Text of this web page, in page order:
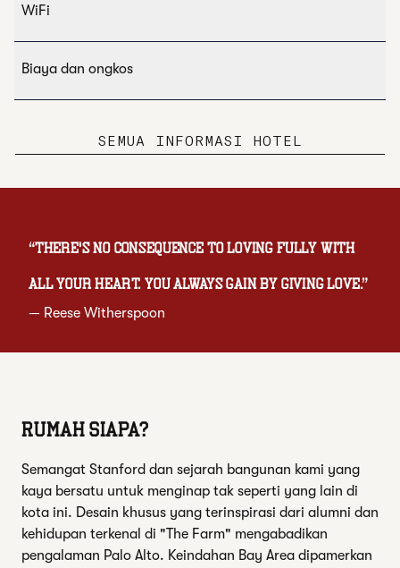
WiFi
Biaya dan ongkos
SEMUA INFORMASI HOTEL
“There's no consequence to loving fully with
all your heart. You always gain by giving love.”
— Reese Witherspoon
RUMAH SIAPA?
Semangat Stanford dan sejarah bangunan kami yang
kaya bersatu untuk menginap tak seperti yang lain di
kota ini. Desain khusus yang terinspirasi dari alumni dan
kehidupan terkenal di "The Farm" mengabadikan
pengalaman Palo Alto. Keindahan Bay Area dipamerkan